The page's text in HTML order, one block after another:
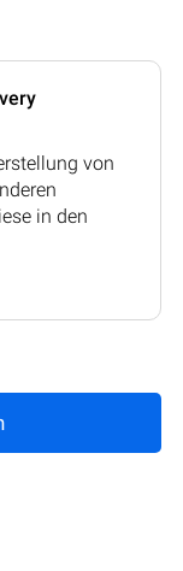
von
in den